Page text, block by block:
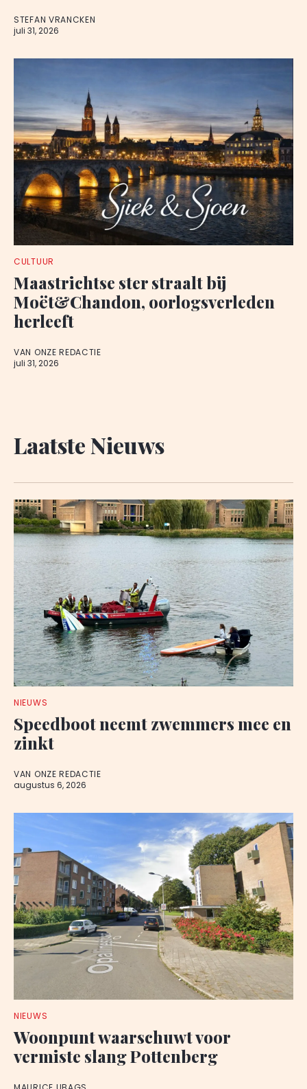
STEFAN VRANCKEN
juli 31, 2026
CULTUUR
Maastrichtse ster straalt bij
Moët&Chandon, oorlogsverleden
herleeft
VAN ONZE REDACTIE
juli 31, 2026
Laatste Nieuws
NIEUWS
Speedboot neemt zwemmers mee en
zinkt
VAN ONZE REDACTIE
augustus 6, 2026
NIEUWS
Woonpunt waarschuwt voor
vermiste slang Pottenberg